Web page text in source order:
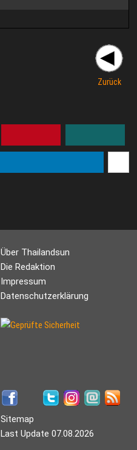
Zurück
Über Thailandsun
Die Redaktion
Impressum
Datenschutzerklärung
Sitemap
Last Update 07.08.2026